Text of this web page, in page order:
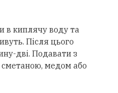
в киплячу воду та
Після цього
дві. Подавати з
медом або